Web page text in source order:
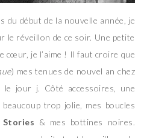
du début de la nouvelle année, je
le réveillon de ce soir. Une petite
cœur, je l’aime ! Il faut croire que
) mes tenues de nouvel an chez
le jour j. Côté accessoires, une
beaucoup trop jolie, mes boucles
& mes bottines noires.